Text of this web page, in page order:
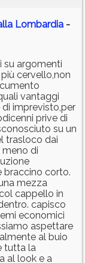
Lombardia -
su argomenti
cervello,non
vantaggi
imprevisto,per
prive di
su un
trasloco dai
meno di
braccino corto.
mezza
cappello in
capisco
economici
aspettare
al buio
tutta la
al look e a